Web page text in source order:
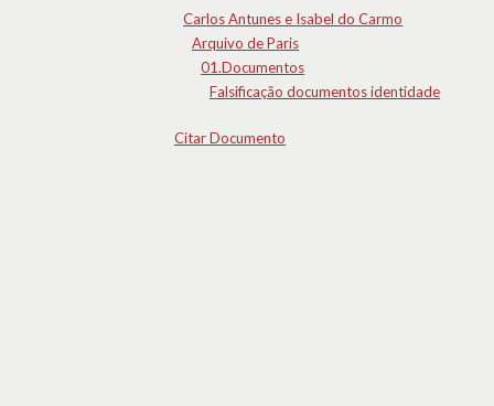
Carlos Antunes e Isabel do Carmo
Arquivo de Paris
01.Documentos
Falsificação documentos identidade
Citar Documento